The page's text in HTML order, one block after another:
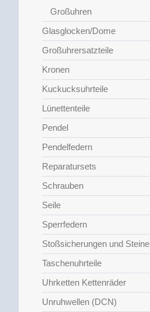
Großuhren
Glasglocken/Dome
Großuhrersatzteile
Kronen
Kuckucksuhrteile
Lünettenteile
Pendel
Pendelfedern
Reparatursets
Schrauben
Seile
Sperrfedern
Stoßsicherungen und Steine
Taschenuhrteile
Uhrketten Kettenräder
Unruhwellen (DCN)